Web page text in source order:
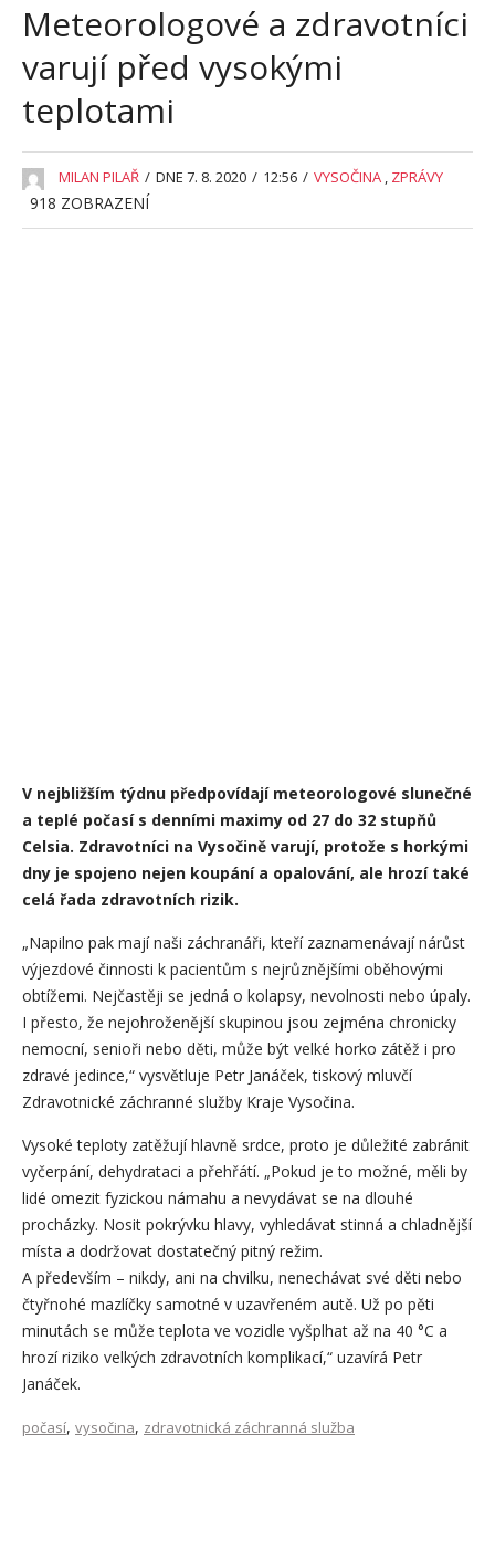
Meteorologové a zdravotníci
varují před vysokými
teplotami
MILAN PILAŘ / DNE 7. 8. 2020 / 12:56 / VYSOČINA , ZPRÁVY
918 ZOBRAZENÍ
V nejbližším týdnu předpovídají meteorologové slunečné
a teplé počasí s denními maximy od 27 do 32 stupňů
Celsia. Zdravotníci na Vysočině varují, protože s horkými
dny je spojeno nejen koupání a opalování, ale hrozí také
celá řada zdravotních rizik.
„Napilno pak mají naši záchranáři, kteří zaznamenávají nárůst
výjezdové činnosti k pacientům s nejrůznějšími oběhovými
obtížemi. Nejčastěji se jedná o kolapsy, nevolnosti nebo úpaly.
I přesto, že nejohroženější skupinou jsou zejména chronicky
nemocní, senioři nebo děti, může být velké horko zátěž i pro
zdravé jedince,“ vysvětluje Petr Janáček, tiskový mluvčí
Zdravotnické záchranné služby Kraje Vysočina.
Vysoké teploty zatěžují hlavně srdce, proto je důležité zabránit
vyčerpání, dehydrataci a přehřátí. „Pokud je to možné, měli by
lidé omezit fyzickou námahu a nevydávat se na dlouhé
procházky. Nosit pokrývku hlavy, vyhledávat stinná a chladnější
místa a dodržovat dostatečný pitný režim.
A především – nikdy, ani na chvilku, nenechávat své děti nebo
čtyřnohé mazlíčky samotné v uzavřeném autě. Už po pěti
minutách se může teplota ve vozidle vyšplhat až na 40 °C a
hrozí riziko velkých zdravotních komplikací,“ uzavírá Petr
Janáček.
počasí, vysočina, zdravotnická záchranná služba